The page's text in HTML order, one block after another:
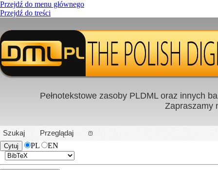
Przejdź do menu głównego
Przejdź do treści
PL|EN
Pełnotekstowe zasoby PLDML oraz innych
Zapraszamy
Szukaj
Przeglądaj
PL
EN